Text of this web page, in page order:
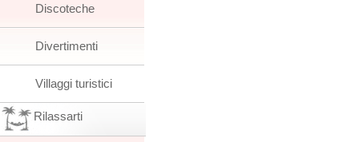
Discoteche
Divertimenti
Villaggi turistici
Rilassarti